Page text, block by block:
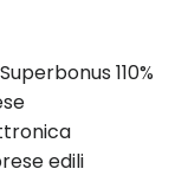
110%
edili